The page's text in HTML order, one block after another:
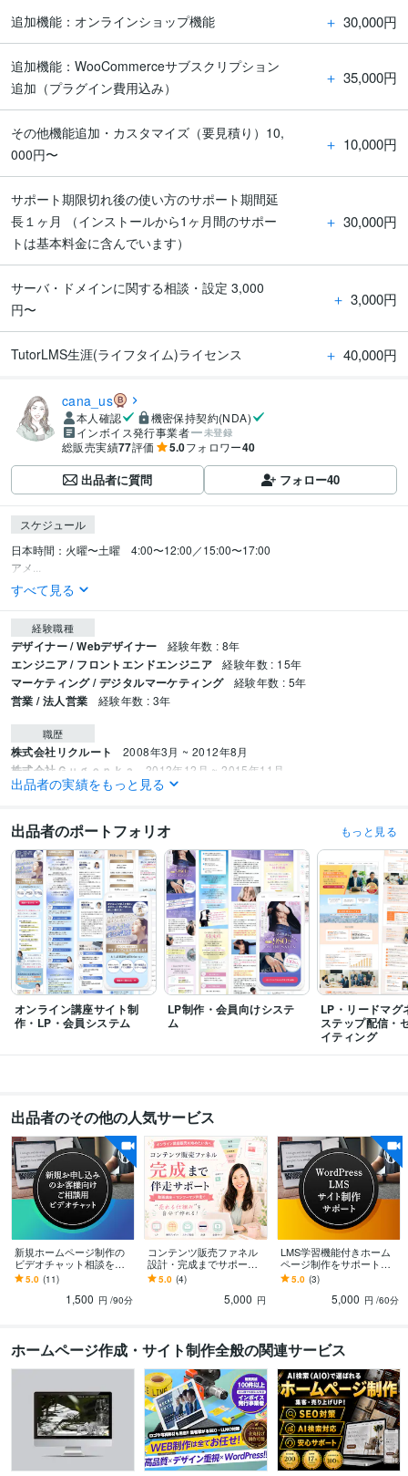
追加機能：オンラインショップ機能 ＋ 30,000円
追加機能：WooCommerceサブスクリプション
追加（プラグイン費用込み）
＋ 35,000円
その他機能追加・カスタマイズ（要見積り）10,
000円〜
＋ 10,000円
サポート期限切れ後の使い方のサポート期間延
長１ヶ月 （インストールから1ヶ月間のサポー
トは基本料金に含んでいます）
＋ 30,000円
サーバ・ドメインに関する相談・設定 3,000
円〜
＋ 3,000円
TutorLMS生涯(ライフタイム)ライセンス ＋ 40,000円
cana_us
本人確認
機密保持契約(NDA)
インボイス発行事業者
未登録
総販売実績77評価 5.0フォロワー40
出品者に質問 フォロー40
スケジュール
日本時間：火曜〜土曜　4:00〜12:00／15:00〜17:00
アメ...
すべて見る
経験職種
デザイナー / Webデザイナー 経験年数 : 8年
エンジニア / フロントエンドエンジニア 経験年数 : 15年
マーケティング / デジタルマーケティング 経験年数 : 5年
営業 / 法人営業 経験年数 : 3年
職歴
株式会社リクルート 2008年3月 ~ 2012年8月
株式会社Ｇｕｇｅｎｋａ 2012年12月 ~ 2015年11月
フリーランス 2015年12月 ~ 現在
プログラミング言語・フレームワーク
CSS:15年HTML:15年JavaScript:10年
Bootstrap:15年
jQuery:15年 Node.js:5年 Nuxt.js:5年Vue.js:5年MySQL:10年
ビジネス・クリエイティブツール
WordPress:15年ペライチ:6年 Excel:20年Google スプレッドシート:10年
BASE:10年Makeshop:10年 Shopify:5年Welcart:1年Google Analytics:10年
Google Tag Manager:10年 ChatGPT:1年Adobe Photoshop:15年
Adobe Premiere Pro:15年Adobe Illustrator:15年Canva:7年
Figma:3年
Adobe XD:3年Adobe After Effects:15年Wix:10年
出品者の実績をもっと見る
出品者のポートフォリオ もっと見る
オンライン講座サイト制
作・LP・会員システム
LP制作・会員向けシステ
ム
LP・リードマグ
ステップ配信・
イティング
出品者のその他の人気サービス
新規ホームページ制作の
ビデオチャット相談を承
ります サイト制作のご提
案や、制作前のご質問に
回答します。
5.0 (11)
1,500 円 /90分
コンテンツ販売ファネル
設計・完成までサポート
します LP・無料プレゼン
ト・ステップ配信・決
済・会員サイトまで完成
5.0 (4)
5,000 円
LMS学習機能付きホーム
ページ制作をサポートし
ます LearnDashやTutor L
MSの使い方やカスタマイ
5.0 (3)
5,000 円 /60分
ホームページ作成・サイト制作全般の関連サービス